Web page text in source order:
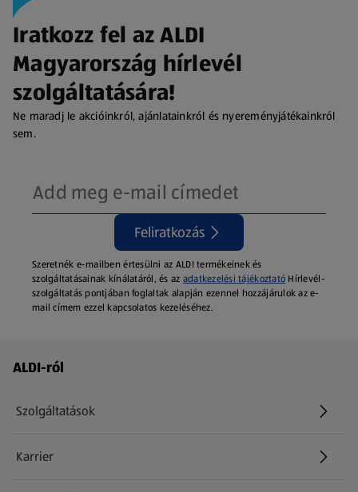
Iratkozz fel az ALDI
Magyarország hírlevél
szolgáltatására!
Ne maradj le akcióinkról, ajánlatainkról és nyereményjátékainkról
sem.
Feliratkozás
Szeretnék e-mailben értesülni az ALDI termékeinek és
szolgáltatásainak kínálatáról, és az adatkezelési tájékoztató Hírlevél-
szolgáltatás pontjában foglaltak alapján ezennel hozzájárulok az e-
mail címem ezzel kapcsolatos kezeléséhez.
Láblécmenü - további linkek
ALDI-ról
Szolgáltatások
Karrier
(új oldalon nyílik meg)